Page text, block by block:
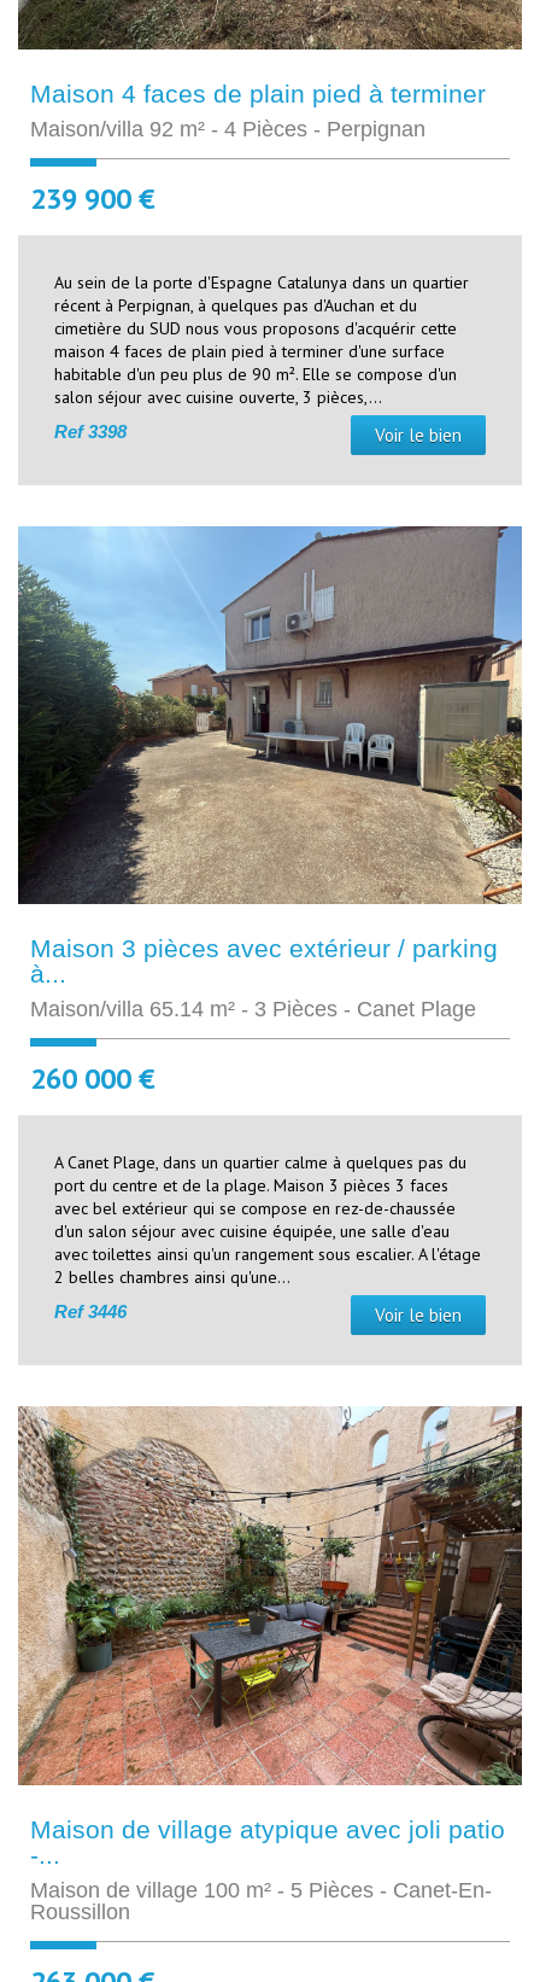
Maison 4 faces de plain pied à terminer
Maison/villa 92 m² - 4 Pièces - Perpignan
239 900 €
Au sein de la porte d'Espagne Catalunya dans un quartier
récent à Perpignan, à quelques pas d'Auchan et du
cimetière du SUD nous vous proposons d'acquérir cette
maison 4 faces de plain pied à terminer d'une surface
habitable d'un peu plus de 90 m². Elle se compose d'un
salon séjour avec cuisine ouverte, 3 pièces,...
Ref3398 Voir le bien
Maison 3 pièces avec extérieur / parking
à...
Maison/villa 65.14 m² - 3 Pièces - Canet Plage
260 000 €
A Canet Plage, dans un quartier calme à quelques pas du
port du centre et de la plage. Maison 3 pièces 3 faces
avec bel extérieur qui se compose en rez-de-chaussée
d'un salon séjour avec cuisine équipée, une salle d'eau
avec toilettes ainsi qu'un rangement sous escalier. A l'étage
2 belles chambres ainsi qu'une...
Ref3446 Voir le bien
Maison de village atypique avec joli patio
-...
Maison de village 100 m² - 5 Pièces - Canet-En-
Roussillon